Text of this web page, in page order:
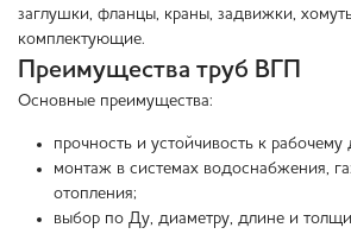
заглушки, фланцы, краны, задвижки,
комплектующие.
Преимущества труб ВГП
Основные преимущества:
прочность и устойчивость к рабочему
монтаж в системах водоснабжения,
отопления;
выбор по Ду, диаметру, длине и